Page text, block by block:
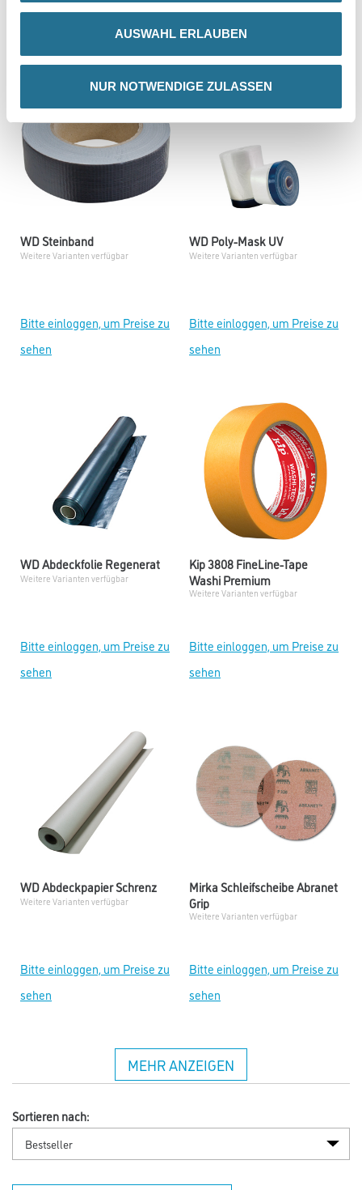
AUSWAHL ERLAUBEN
NUR NOTWENDIGE ZULASSEN
sehen
WD Steinband
Weitere Varianten verfügbar
Bitte einloggen, um Preise zu
sehen
WD Poly-Mask UV
Weitere Varianten verfügbar
Bitte einloggen, um Preise zu
sehen
WD Abdeckfolie Regenerat
Weitere Varianten verfügbar
Bitte einloggen, um Preise zu
sehen
Kip 3808 FineLine-Tape
Washi Premium
Weitere Varianten verfügbar
Bitte einloggen, um Preise zu
sehen
WD Abdeckpapier Schrenz
Weitere Varianten verfügbar
Bitte einloggen, um Preise zu
sehen
Mirka Schleifscheibe Abranet
Grip
Weitere Varianten verfügbar
Bitte einloggen, um Preise zu
sehen
MEHR ANZEIGEN
Sortieren nach: